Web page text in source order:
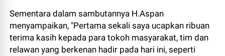
Sementara dalam sambutannya H.Aspan
menyampaikan, "Pertama sekali saya ucapkan ribuan
terima kasih kepada para tokoh masyarakat, tim dan
relawan yang berkenan hadir pada hari ini, seperti